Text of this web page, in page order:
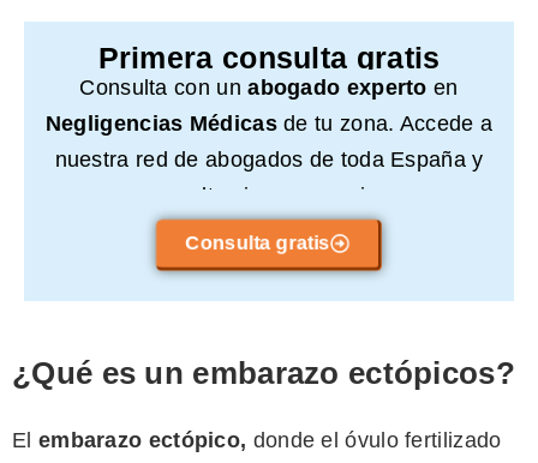
Primera consulta gratis
Consulta con unabogado experto en
Negligencias Médicasde tu zona. Accede a
nuestra red de abogados de toda España y
consulta sin compromiso.
Consulta gratis
¿Qué es un embarazo ectópicos?
El embarazo ectópico, donde el óvulo fertilizado